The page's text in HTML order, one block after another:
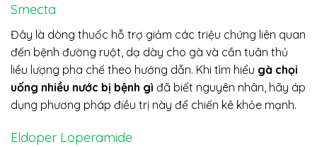
Smecta
Đây là dòng thuốc hỗ trợ giảm các triệu chứng liên quan
đến bệnh đường ruột, dạ dày cho gà và cần tuân thủ
liều lượng pha chế theo hướng dẫn. Khi tìm hiểu gà chọi
uống nhiều nước bị bệnh gì đã biết nguyên nhân, hãy áp
dụng phương pháp điều trị này để chiến kê khỏe mạnh.
Eldoper Loperamide